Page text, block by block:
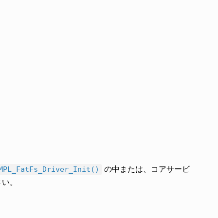
の中または、コアサービ
。